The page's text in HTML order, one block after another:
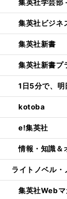
集英社学芸部
集英社ビジネ
集英社新書
集英社新書プ
1日5分で、
kotoba
e!集英社
情報・知識
ライトノベル・
集英社Webマ